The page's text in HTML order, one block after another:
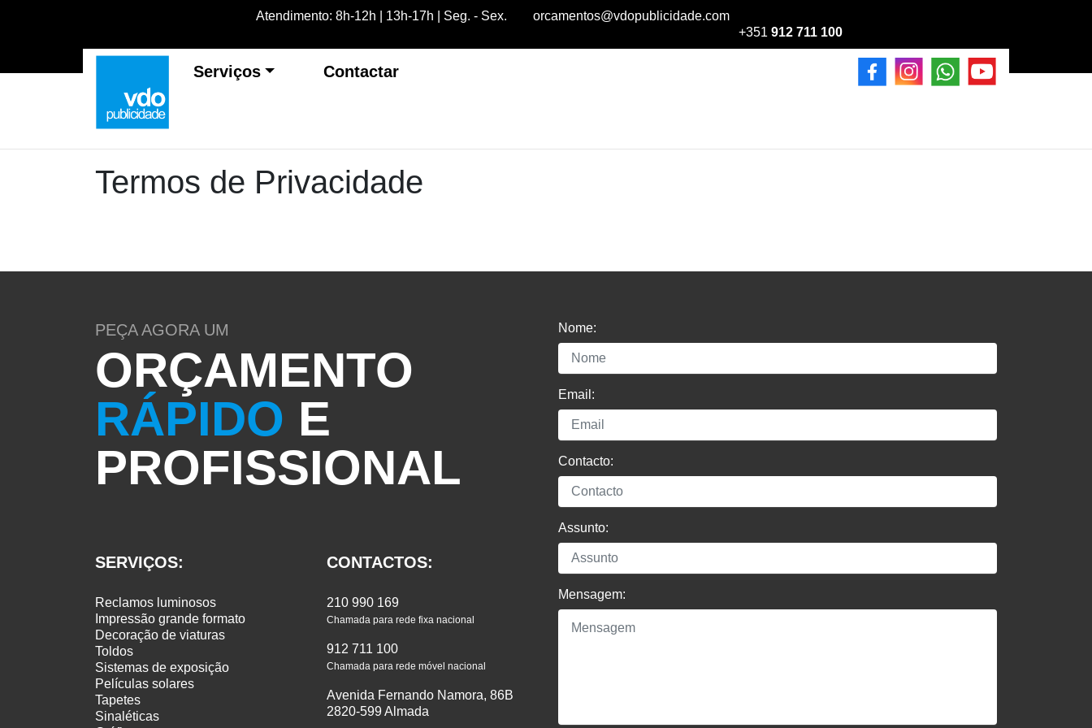
Atendimento: 8h-12h | 13h-17h | Seg. - Sex.
orcamentos@vdopublicidade.com
+351 912 711 100
Serviços Contactar
Termos de Privacidade
PEÇA AGORA UM
ORÇAMENTO
RÁPIDO E
PROFISSIONAL
SERVIÇOS:
reclamos luminosos
impressão grande formato
decoração de viaturas
toldos
sistemas de exposição
películas solares
tapetes
sinaléticas
CONTACTOS:
210 990 169
Chamada para rede fixa nacional
912 711 100
Chamada para rede móvel nacional
Avenida Fernando Namora, 86B
2820-599 Almada
Nome:
Email:
Contacto:
Assunto:
Mensagem: